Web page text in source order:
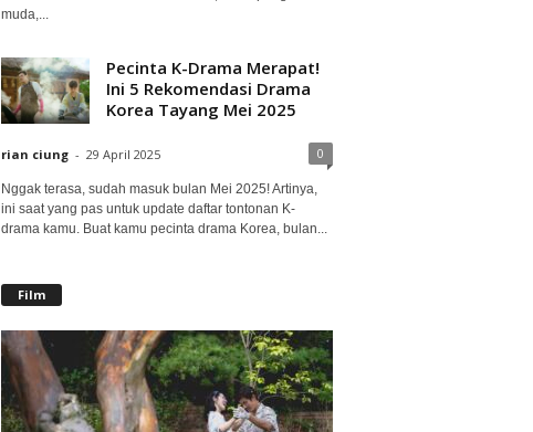
muda,...
Pecinta K-Drama Merapat!
Ini 5 Rekomendasi Drama
Korea Tayang Mei 2025
rian ciung - 29 April 2025 0
Nggak terasa, sudah masuk bulan Mei 2025! Artinya,
ini saat yang pas untuk update daftar tontonan K-
drama kamu. Buat kamu pecinta drama Korea, bulan...
Film